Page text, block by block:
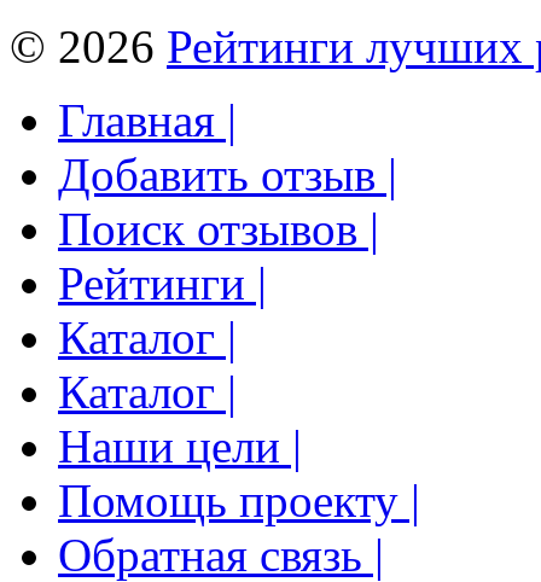
© 2026 Рейтинги лучших
Главная |
Добавить отзыв |
Поиск отзывов |
Рейтинги |
Каталог |
Каталог |
Наши цели |
Помощь проекту |
Обратная связь |